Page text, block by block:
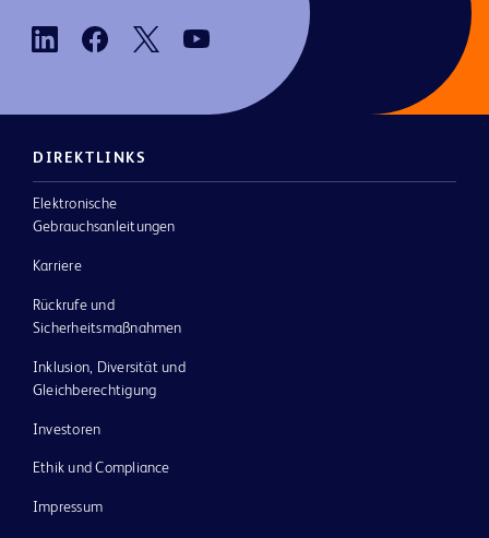
DIREKTLINKS
Elektronische
Gebrauchsanleitungen
Karriere
Rückrufe und
Sicherheitsmaßnahmen
Inklusion, Diversität und
Gleichberechtigung
Investoren
Ethik und Compliance
Impressum